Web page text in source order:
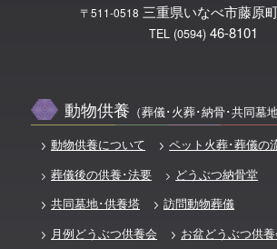
〒511-0518 三重県いなべ市藤原
TEL (0594) 46-8101
動物供養 （葬儀･火葬･納骨･共同墓地
動物供養について
ペット火葬･葬儀の
葬儀後の供養･法要
どうぶつ納骨堂
共同墓地･供養塔
訪問動物葬儀
月例どうぶつ供養会
お盆どうぶつ供